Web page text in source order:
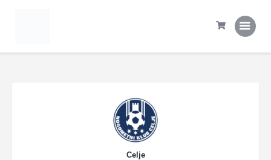
Statistika
Šola NK Rogaška
Celje